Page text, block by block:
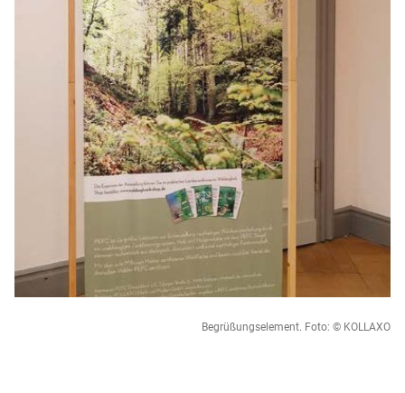
Begrüßungselement. Foto: © KOLLAXO